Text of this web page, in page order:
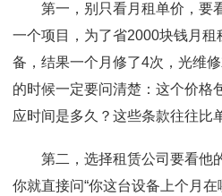
第一，别只看月租单价，要
一个项目，为了省2000块钱月租
备，结果一个月修了4次，光维
的时候一定要问清楚：这个价格
应时间是多久？这些条款往往比
第二，选择租赁公司要看他
你就直接问“你这台设备上个月